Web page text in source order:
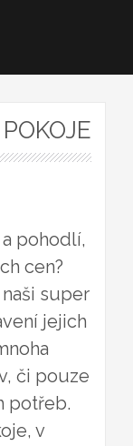
pohodlí,
cen?
super
jejich
či pouze
potřeb.
, v